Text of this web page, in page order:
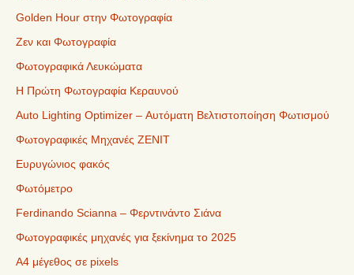
Golden Hour στην Φωτογραφία
Ζεν και Φωτογραφία
Φωτογραφικά Λευκώματα
Η Πρώτη Φωτογραφία Κεραυνού
Auto Lighting Optimizer – Αυτόματη Βελτιστοποίηση Φωτισμού
Φωτογραφικές Μηχανές ZENIT
Ευρυγώνιος φακός
Φωτόμετρο
Ferdinando Scianna – Φερντινάντο Σιάνα
Φωτογραφικές μηχανές για ξεκίνημα το 2025
Α4 μέγεθος σε pixels